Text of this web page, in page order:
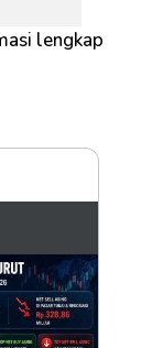
lengkap